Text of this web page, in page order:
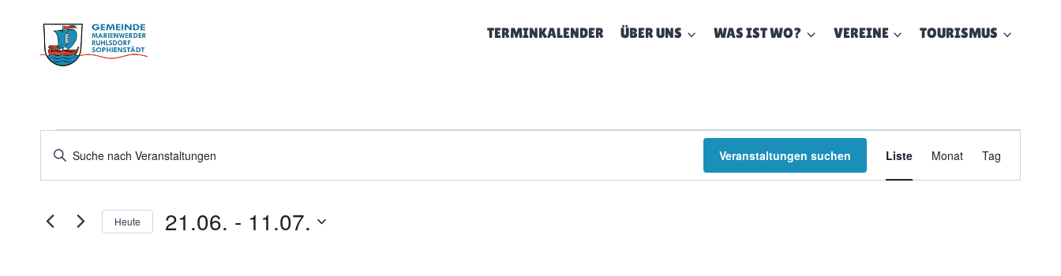
springen
TERMINKALENDER ÜBER UNS WAS IST WO? VEREINE TOURISMUS
Veranstaltungen
Veranstaltungen
Suche
Bitte
Suche
Veranstaltungen suchen Liste Monat Tag
Heute 21.06. - 11.07.